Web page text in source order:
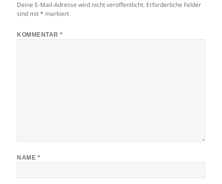
Deine E-Mail-Adresse wird nicht veröffentlicht. Erforderliche Felder
sind mit* markiert
KOMMENTAR*
NAME *